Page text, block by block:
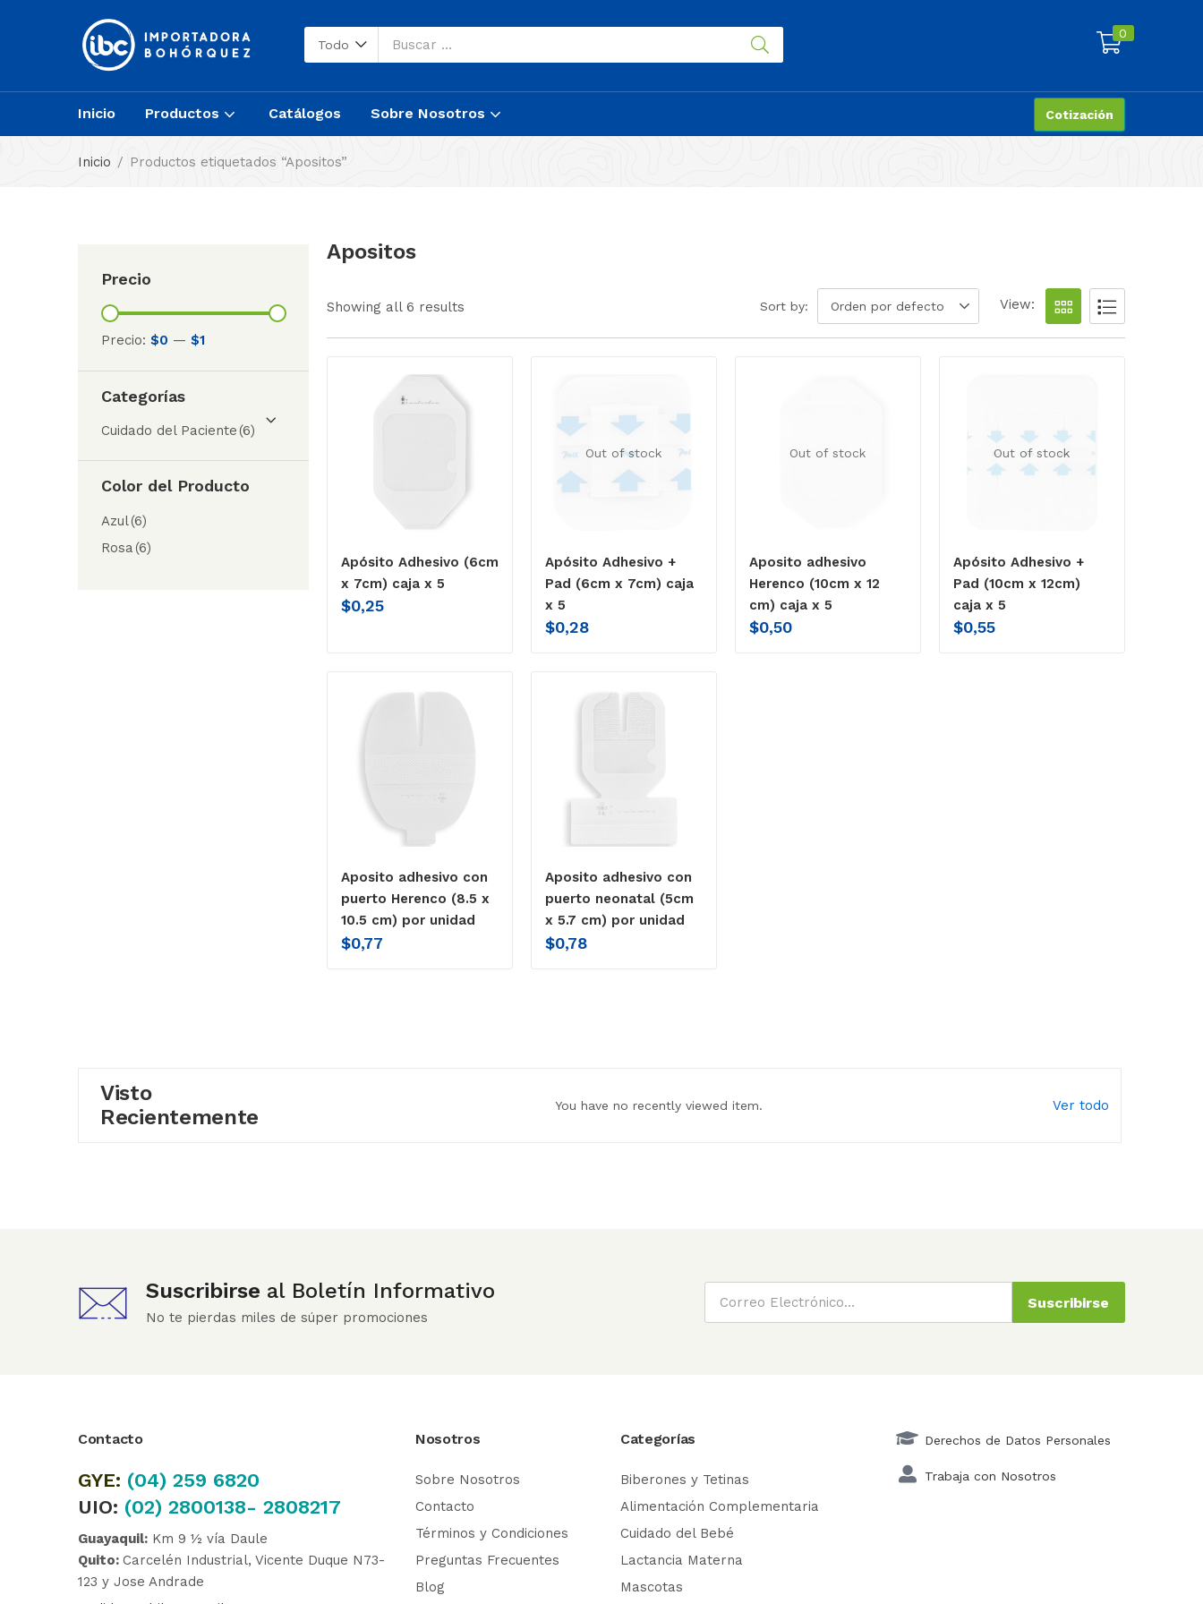
Todo
0
Inicio Productos Catálogos Sobre Nosotros Cotización
Inicio Productos etiquetados “Apositos”
Precio
Precio: $0 — $1
Categorías
Cuidado del Paciente(6)
Color del Producto
Azul(6)
Rosa(6)
Apositos
Showing all 6 results Sort by: Orden por defecto View:
Apósito Adhesivo (6cm
x 7cm) caja x 5
$0,25
Out of stock
Apósito Adhesivo +
Pad (6cm x 7cm) caja
x 5
$0,28
Out of stock
Aposito adhesivo
Herenco (10cm x 12
cm) caja x 5
$0,50
Out of stock
Apósito Adhesivo +
Pad (10cm x 12cm)
caja x 5
$0,55
Aposito adhesivo con
puerto Herenco (8.5 x
10.5 cm) por unidad
$0,77
Aposito adhesivo con
puerto neonatal (5cm
x 5.7 cm) por unidad
$0,78
Visto
Recientemente
You have no recently viewed item. Ver todo
Suscribirse al Boletín Informativo
No te pierdas miles de súper promociones
Suscribirse
Contacto
GYE: (04) 259 6820
UIO: (02) 2800138- 2808217
Guayaquil: Km 9 ½ vía Daule
Quito: Carcelén Industrial, Vicente Duque N73-
123 y Jose Andrade
Nosotros
Sobre Nosotros
Contacto
Términos y Condiciones
Preguntas Frecuentes
Blog
Categorías
Biberones y Tetinas
Alimentación Complementaria
Cuidado del Bebé
Lactancia Materna
Mascotas
Derechos de Datos Personales
Trabaja con Nosotros